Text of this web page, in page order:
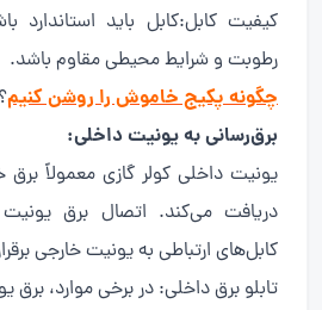
کیفیت کابل:کابل باید استاندارد
رطوبت و شرایط محیطی مقاوم باشد.
چگونه پکیج خاموش را روشن کنیم؟
برق‌رسانی به یونیت داخلی:
یونیت داخلی کولر گازی معمولاً برق
دریافت می‌کند. اتصال برق
کابل‌های ارتباطی به یونیت خارجی
تابلو برق داخلی: در برخی موارد، برق